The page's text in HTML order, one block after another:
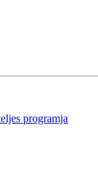
programja